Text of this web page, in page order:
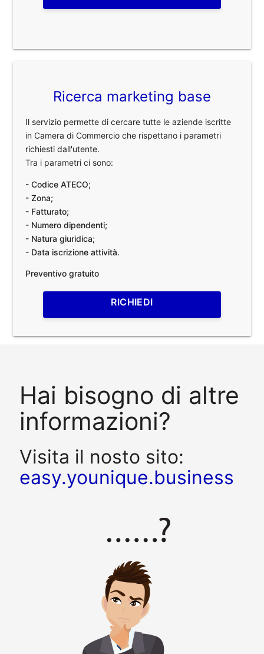
Ricerca marketing base
Il servizio permette di cercare tutte le aziende iscritte
in Camera di Commercio che rispettano i parametri
richiesti dall'utente.
Tra i parametri ci sono:
- Codice ATECO;
- Zona;
- Fatturato;
- Numero dipendenti;
- Natura giuridica;
- Data iscrizione attività.
Preventivo gratuito
RICHIEDI
Hai bisogno di altre
informazioni?
Visita il nosto sito:
easy.younique.business